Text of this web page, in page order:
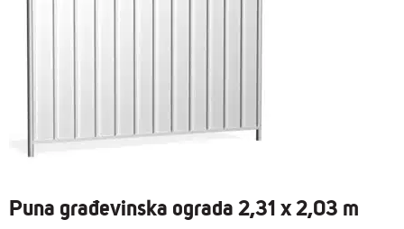
Puna građevinska ograda 2,31 x 2,03 m